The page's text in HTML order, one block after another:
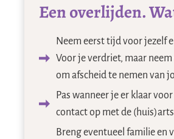
Een overlijden.
Neem eerst tijd voor jezelf
Voor je verdriet, maar
om afscheid te nemen van
Pas wanneer je er klaar
contact op met de
Breng eventueel familie en